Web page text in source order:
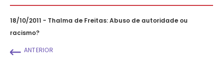
18/10/2011 - Thalma de Freitas: Abuso de autoridade ou
racismo?
ANTERIOR